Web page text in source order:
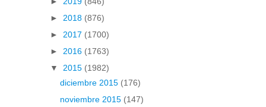
► 2018 (876)
► 2017 (1700)
► 2016 (1763)
▼ 2015 (1982)
diciembre 2015 (176)
noviembre 2015 (147)